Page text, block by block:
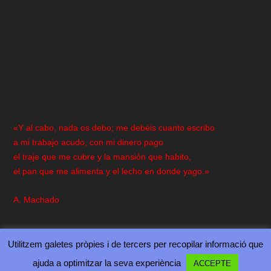
«Y al cabo, nada os debo; me debéis cuanto escribo
a mi trabajo acudo, con mi dinero pago
el traje que me cubre y la mansión que habito,
el pan que me alimenta y el lecho en donde yago.»
A. Machado
Utilitzem galetes pròpies i de tercers per recopilar informació que
ajuda a optimitzar la seva experiència
ACCEPTE